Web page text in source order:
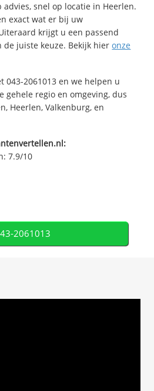
snel op locatie in Heerlen.
exact wat er bij uw
krijgt u een passend
de juiste keuze. Bekijk hieronze
043-2061013 en we helpen u
gehele regio en omgeving, dus
Heerlen, Valkenburg, en
7.9/10
2061013